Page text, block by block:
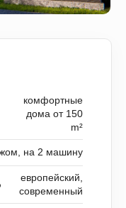
комфортные
дома от 150
m²
на 2 машину
европейский,
современный